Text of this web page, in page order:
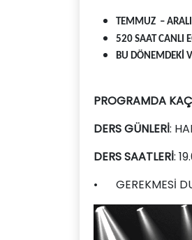
TEMMUZ –
520 SAAT CANLI
BU DÖNEMDEKİ
PROGRAMDA
DERS GÜNLERİ:
DERS SAATLERİ:
•
GEREKMESİ